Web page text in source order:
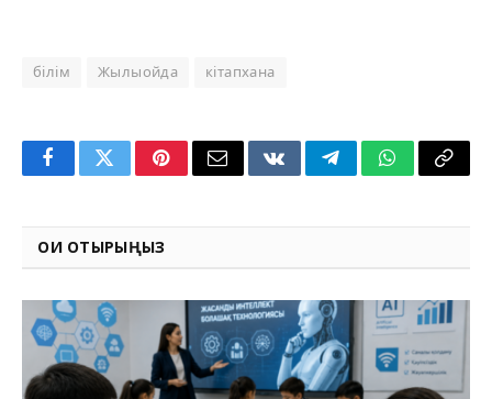
білім Жылыойда кітапхана
FacebookTwitterPinterestEmail VKontakteTelegramWhatsApp
Copy
ОҚИ ОТЫРЫҢЫЗ